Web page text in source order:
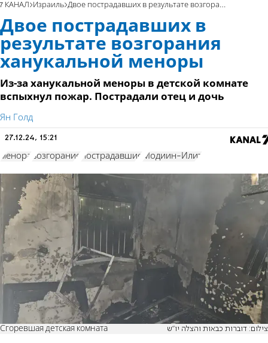
7 КАНАЛ Израиль Двое пострадавших в результате возгорания ханукальной меноры
Двое пострадавших в
результате возгорания
ханукальной меноры
Из-за ханукальной меноры в детской комнате
вспыхнул пожар. Пострадали отец и дочь
Ян Голд
27.12.24, 15:21
менора возгорание пострадавшие Модиин-Илит
Сгоревшая детская комната צילום: דוברות כבאות והצלה יו"ש